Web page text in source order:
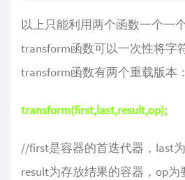
以上只能利用两个函数一个一
transform函数可以一次性将字
transform函数有两个重载版本：
transform(first,last,result,op);
//first是容器的首迭代器，last
result为存放结果的容器，op